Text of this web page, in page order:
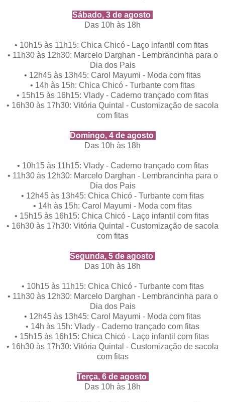
Sábado, 3 de agosto
Das 10h às 18h
• 10h15 às 11h15: Chica Chicó - Laço infantil com fitas
• 11h30 às 12h30: Marcelo Darghan - Lembrancinha para o
Dia dos Pais
• 12h45 às 13h45: Carol Mayumi - Moda com fitas
• 14h às 15h: Chica Chicó - Turbante com fitas
• 15h15 às 16h15: Vlady - Caderno trançado com fitas
• 16h30 às 17h30: Vitória Quintal - Customização de sacola
com fitas
Domingo, 4 de agosto
Das 10h às 18h
• 10h15 às 11h15: Vlady - Caderno trançado com fitas
• 11h30 às 12h30: Marcelo Darghan - Lembrancinha para o
Dia dos Pais
• 12h45 às 13h45: Chica Chicó - Turbante com fitas
• 14h às 15h: Carol Mayumi - Moda com fitas
• 15h15 às 16h15: Chica Chicó - Laço infantil com fitas
• 16h30 às 17h30: Vitória Quintal - Customização de sacola
com fitas
Segunda, 5 de agosto
Das 10h às 18h
• 10h15 às 11h15: Chica Chicó - Turbante com fitas
• 11h30 às 12h30: Marcelo Darghan - Lembrancinha para o
Dia dos Pais
• 12h45 às 13h45: Carol Mayumi - Moda com fitas
• 14h às 15h: Vlady - Caderno trançado com fitas
• 15h15 às 16h15: Chica Chicó - Laço infantil com fitas
• 16h30 às 17h30: Vitória Quintal - Customização de sacola
com fitas
Terça, 6 de agosto
Das 10h às 18h